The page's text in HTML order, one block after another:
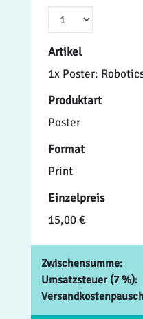
Artikel
1x Poster:
Produktart
Poster
Format
Print
Einzelpreis
15,00 €
Zwischensumme:
Umsatzsteuer (7 %):